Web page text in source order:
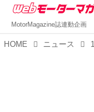
MotorMagazine誌連動企画
HOME ニュース